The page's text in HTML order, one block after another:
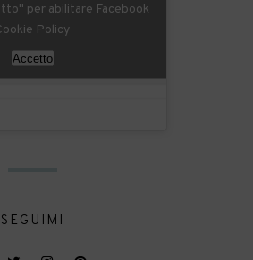
per abilitare Facebook
Policy
Accetto
SEGUIMI